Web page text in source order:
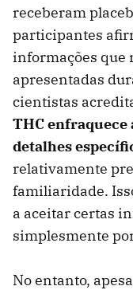
receberam
participantes
informações que
apresentadas
cientistas
THC enfraquece
detalhes
relativamente
familiaridade.
a aceitar certas
simplesmente
No entanto,